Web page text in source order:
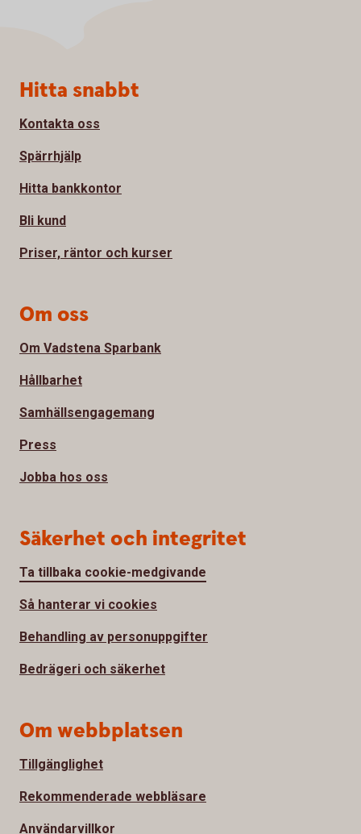
Sidfot
Hitta snabbt
Kontakta oss
Spärrhjälp
Hitta bankkontor
Bli kund
Priser, räntor och kurser
Om oss
Om Vadstena Sparbank
Hållbarhet
Samhällsengagemang
Press
Jobba hos oss
Säkerhet och integritet
Ta tillbaka cookie-medgivande
Så hanterar vi cookies
Behandling av personuppgifter
Bedrägeri och säkerhet
Om webbplatsen
Tillgänglighet
Rekommenderade webbläsare
Användarvillkor